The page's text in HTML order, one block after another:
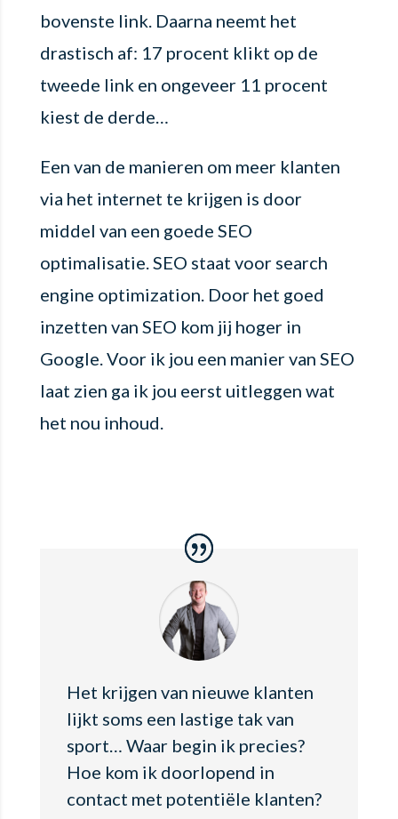
bovenste link. Daarna neemt het
drastisch af: 17 procent klikt op de
tweede link en ongeveer 11 procent
kiest de derde…
Een van de manieren om meer klanten
via het internet te krijgen is door
middel van een goede SEO
optimalisatie. SEO staat voor search
engine optimization. Door het goed
inzetten van SEO kom jij hoger in
Google. Voor ik jou een manier van SEO
laat zien ga ik jou eerst uitleggen wat
het nou inhoud.
Het krijgen van nieuwe klanten
lijkt soms een lastige tak van
sport… Waar begin ik precies?
Hoe kom ik doorlopend in
contact met potentiële klanten?